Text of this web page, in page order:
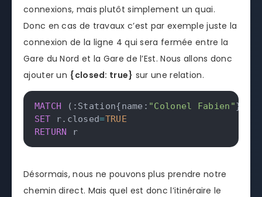
connexions, mais plutôt simplement un quai.
Donc en cas de travaux c’est par exemple juste la
connexion de la ligne 4 qui sera fermée entre la
Gare du Nord et la Gare de l’Est. Nous allons donc
ajouter un {closed: true} sur une relation.
MATCH ( :Station{name: "Colonel Fabien"}
SET r. closed=TRUE
RETURN r
Désormais, nous ne pouvons plus prendre notre
chemin direct. Mais quel est donc l’itinéraire le